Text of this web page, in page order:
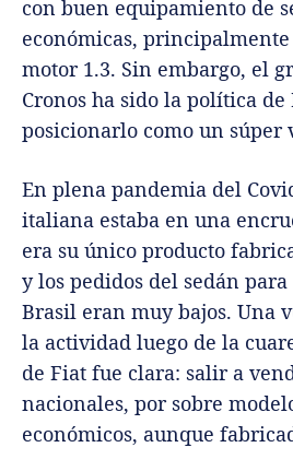
con buen equipamiento de
económicas,
motor 1.3. Sin embargo, el
Cronos ha sido la política
posicionarlo como un súper
En plena pandemia del
italiana estaba en una
era su único producto
y los pedidos del sedán
Brasil eran muy bajos. Una
la actividad luego de la
de Fiat fue clara: salir a
nacionales, por sobre
económicos, aunque